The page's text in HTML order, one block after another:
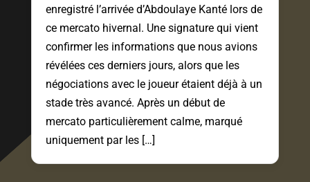
enregistré l’arrivée d’Abdoulaye Kanté lors de
ce mercato hivernal. Une signature qui vient
confirmer les informations que nous avions
révélées ces derniers jours, alors que les
négociations avec le joueur étaient déjà à un
stade très avancé. Après un début de
mercato particulièrement calme, marqué
uniquement par les […]